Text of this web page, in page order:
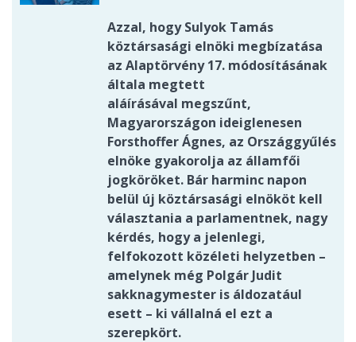
Azzal, hogy Sulyok Tamás
köztársasági elnöki megbízatása
az Alaptörvény 17. módosításának
általa megtett
aláírásával megszűnt,
Magyarországon ideiglenesen
Forsthoffer Ágnes, az Országgyűlés
elnöke gyakorolja az államfői
jogköröket. Bár harminc napon
belül új köztársasági elnököt kell
választania a parlamentnek, nagy
kérdés, hogy a jelenlegi,
felfokozott közéleti helyzetben –
amelynek még Polgár Judit
sakknagymester is áldozatául
esett – ki vállalná el ezt a
szerepkört.